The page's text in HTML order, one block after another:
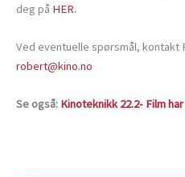
deg på HER.
Ved eventuelle spørsmål, kontakt
robert@kino.no
Se også: Kinoteknikk 22.2- Film